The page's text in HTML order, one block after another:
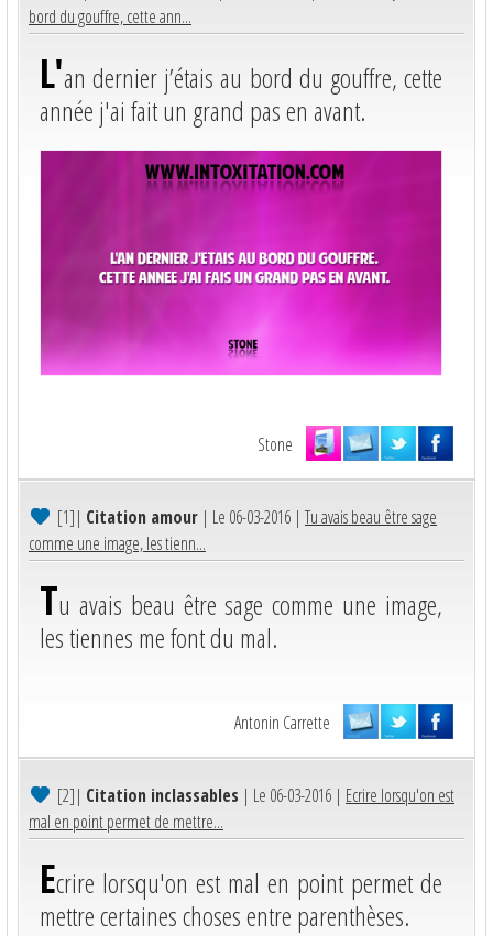
bord du gouffre, cette ann...
L'an dernier j’étais au bord du gouffre, cette
année j'ai fait un grand pas en avant.
Stone
[1]| Citation amour | Le 06-03-2016 |Tu avais beau être sage
comme une image, les tienn...
Tu avais beau être sage comme une image,
les tiennes me font du mal.
Antonin Carrette
[2]| Citation inclassables | Le 06-03-2016 | Ecrire lorsqu'on est
mal en point permet de mettre...
Ecrire lorsqu'on est mal en point permet de
mettre certaines choses entre parenthèses.